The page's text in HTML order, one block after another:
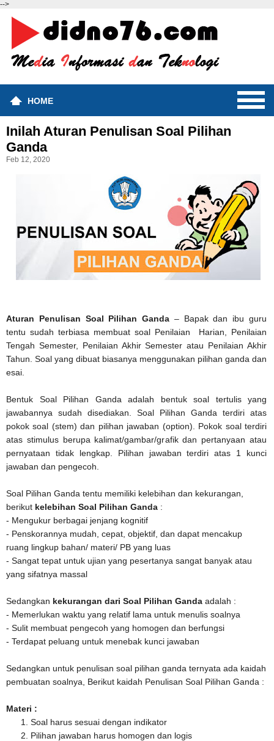
-->
HOME
Inilah Aturan Penulisan Soal Pilihan
Ganda
Feb 12, 2020
Aturan Penulisan Soal Pilihan Ganda – Bapak dan ibu guru
tentu sudah terbiasa membuat soal Penilaian Harian, Penilaian
Tengah Semester, Penilaian Akhir Semester atau Penilaian Akhir
Tahun. Soal yang dibuat biasanya menggunakan pilihan ganda dan
esai.
Bentuk Soal Pilihan Ganda adalah bentuk soal tertulis yang
jawabannya sudah disediakan. Soal Pilihan Ganda terdiri atas
pokok soal (stem) dan pilihan jawaban (option). Pokok soal terdiri
atas stimulus berupa kalimat/gambar/grafik dan pertanyaan atau
pernyataan tidak lengkap. Pilihan jawaban terdiri atas 1 kunci
jawaban dan pengecoh.
Soal Pilihan Ganda tentu memiliki kelebihan dan kekurangan,
berikut kelebihan Soal Pilihan Ganda :
- Mengukur berbagai jenjang kognitif
- Penskorannya mudah, cepat, objektif, dan dapat mencakup
ruang lingkup bahan/ materi/ PB yang luas
- Sangat tepat untuk ujian yang pesertanya sangat banyak atau
yang sifatnya massal
Sedangkan kekurangan dari Soal Pilihan Ganda adalah :
- Memerlukan waktu yang relatif lama untuk menulis soalnya
- Sulit membuat pengecoh yang homogen dan berfungsi
- Terdapat peluang untuk menebak kunci jawaban
Sedangkan untuk penulisan soal pilihan ganda ternyata ada kaidah
pembuatan soalnya, Berikut kaidah Penulisan Soal Pilihan Ganda :
Materi :
Soal harus sesuai dengan indikator
Pilihan jawaban harus homogen dan logis